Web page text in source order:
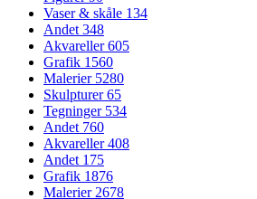
Vaser & skåle 134
Andet348
Akvareller605
Grafik 1560
Malerier 5280
Skulpturer65
Tegninger 534
Andet 760
Akvareller408
Andet 175
Grafik 1876
Malerier2678